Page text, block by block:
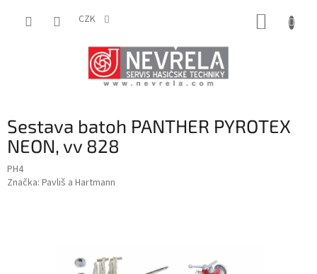
CZK
Sestava batoh PANTHER PYROTEX
NEON, vv 828
PH4
Značka: Pavliš a Hartmann